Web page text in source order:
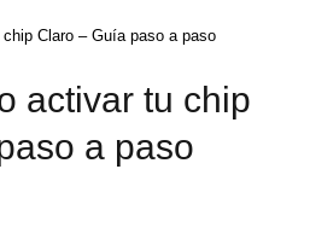
Claro – Guía paso a paso
activar tu chip
a paso